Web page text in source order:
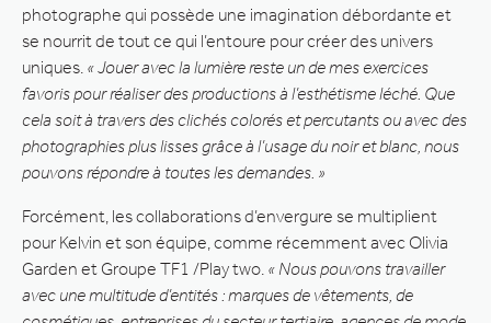
photographe qui possède une imagination débordante et
se nourrit de tout ce qui l’entoure pour créer des univers
uniques. « Jouer avec la lumière reste un de mes exercices
favoris pour réaliser des productions à l’esthétisme léché. Que
cela soit à travers des clichés colorés et percutants ou avec des
photographies plus lisses grâce à l’usage du noir et blanc, nous
pouvons répondre à toutes les demandes. »
Forcément, les collaborations d’envergure se multiplient
pour Kelvin et son équipe, comme récemment avec Olivia
Garden et Groupe TF1 /Play two. « Nous pouvons travailler
avec une multitude d’entités : marques de vêtements, de